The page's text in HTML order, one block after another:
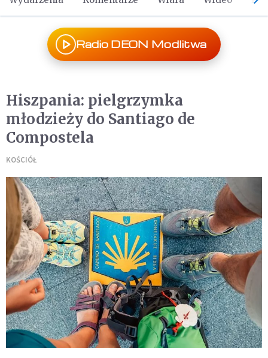
Radio DEON Modlitwa
Hiszpania: pielgrzymka
młodzieży do Santiago de
Compostela
KOŚCIÓŁ